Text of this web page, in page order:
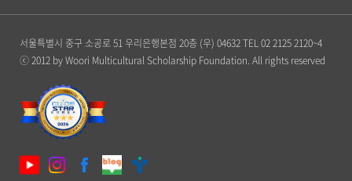
우리자산신탁
우리금융저축은행
우리자산운용
우리PE
서울특별시 중구 소공로 51 우리은행본점 20층 (우) 04632TEL 02 2125 2120~4
ⓒ 2012 by Woori Multicultural Scholarship Foundation. All rights reserved